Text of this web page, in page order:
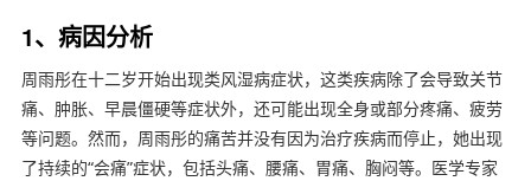
1、病因分析
周雨彤在十二岁开始出现类风湿病症状，这类疾病除了会导致关节
痛、肿胀、早晨僵硬等症状外，还可能出现全身或部分疼痛、疲劳
等问题。然而，周雨彤的痛苦并没有因为治疗疾病而停止，她出现
了持续的“会痛”症状，包括头痛、腰痛、胃痛、胸闷等。医学专家